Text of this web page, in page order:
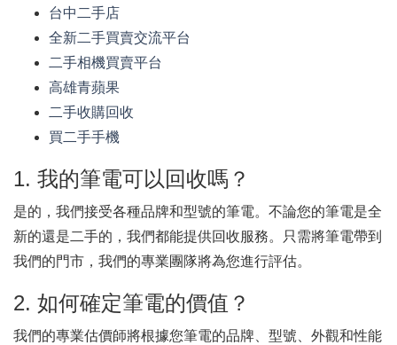
台中二手店
全新二手買賣交流平台
二手相機買賣平台
高雄青蘋果
二手收購回收
買二手手機
1. 我的筆電可以回收嗎？
是的，我們接受各種品牌和型號的筆電。不論您的筆電是全
新的還是二手的，我們都能提供回收服務。只需將筆電帶到
我們的門市，我們的專業團隊將為您進行評估。
2. 如何確定筆電的價值？
我們的專業估價師將根據您筆電的品牌、型號、外觀和性能